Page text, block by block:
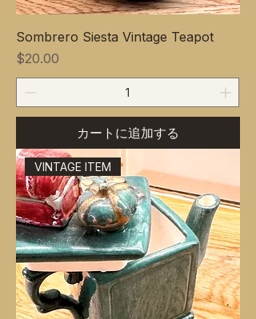
Sombrero Siesta Vintage Teapot
価格
$20.00
カートに追加する
VINTAGE ITEM